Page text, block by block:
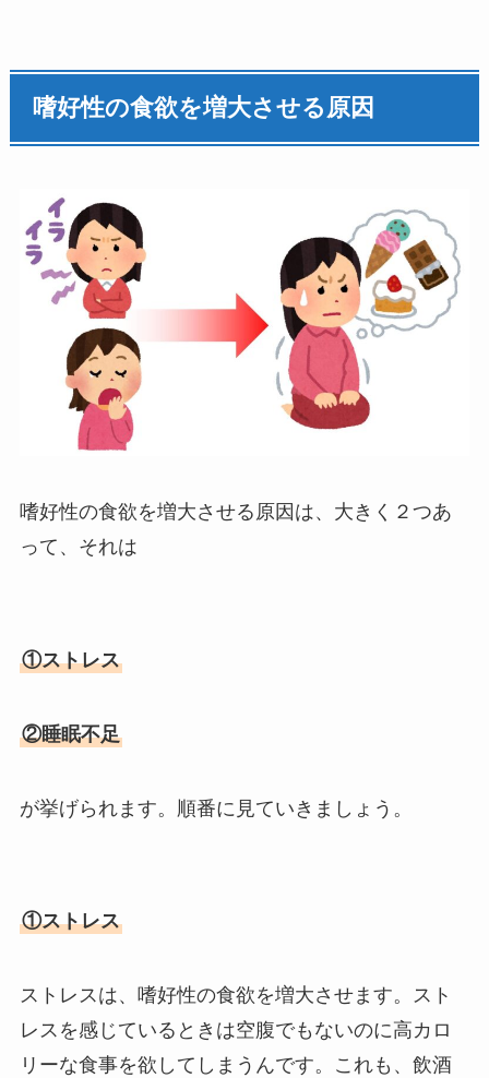
嗜好性の食欲を増大させる原因
嗜好性の食欲を増大させる原因は、大きく２つあ
って、それは
①ストレス
②睡眠不足
が挙げられます。順番に見ていきましょう。
①ストレス
ストレスは、嗜好性の食欲を増大させます。スト
レスを感じているときは空腹でもないのに高カロ
リーな食事を欲してしまうんです。これも、飲酒